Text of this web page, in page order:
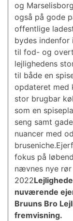
og
også på gode
offentlige
bydes indenfor
til fod- og
lejlighedens
til både en
opdateret med
stor brugbar
som en
seng samt
nuancer med
fokus på
nævnes nye
2022
nuværende
Bruuns Bro
fremvisning.